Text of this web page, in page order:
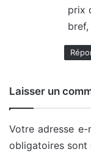
prix
Laisser un
Votre adresse
obligatoires sont